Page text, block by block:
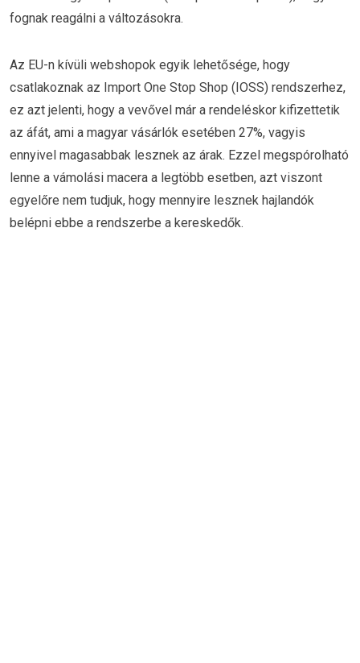
fognak reagálni a változásokra.
Az EU-n kívüli webshopok egyik lehetősége, hogy
csatlakoznak az Import One Stop Shop (IOSS) rendszerhez,
ez azt jelenti, hogy a vevővel már a rendeléskor kifizettetik
az áfát, ami a magyar vásárlók esetében 27%, vagyis
ennyivel magasabbak lesznek az árak. Ezzel megspórolható
lenne a vámolási macera a legtöbb esetben, azt viszont
egyelőre nem tudjuk, hogy mennyire lesznek hajlandók
belépni ebbe a rendszerbe a kereskedők.